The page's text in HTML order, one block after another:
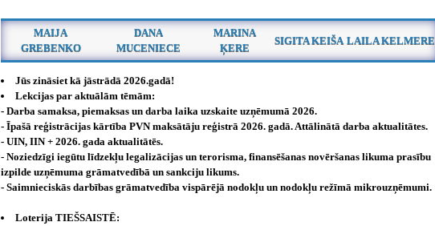
MAIJA
GREBENKO
DANA
MUCENIECE
MARINA
ĶERE
SIGITA KEIŠA LAILA KELMERE
Jūs zināsiet kā jāstrādā 2026.gadā!
Lekcijas par aktuālām tēmām:
- Darba samaksa, piemaksas un darba laika uzskaite uzņēmumā 2026.
- Īpašā reģistrācijas kārtība PVN maksātāju reģistrā 2026. gadā. Attālinātā darba aktualitātes.
- UIN, IIN + 2026. gada aktualitātēs.
- Noziedzīgi iegūtu līdzekļu legalizācijas un terorisma, finansēšanas novēršanas likuma prasību
izpilde uzņēmuma grāmatvedībā un sankciju likums.
- Saimnieciskās darbības grāmatvedība vispārējā nodokļu un nodokļu režīmā mikrouzņēmumi.
Loterija TIEŠSAISTĒ: